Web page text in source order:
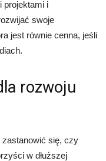
projektami i
swoje
jest równie cenna, jeśli
rozwoju
zastanowić się, czy
w dłuższej